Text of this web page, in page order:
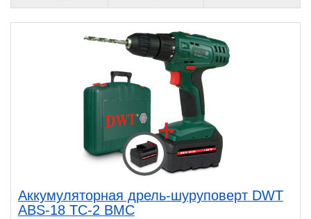
Аккумуляторная дрель-шуруповерт DWT
ABS-18 TC-2 BMC